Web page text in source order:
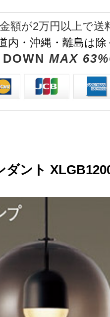
額が2万円以上で送
内・沖縄・離島は
MAX
ダント